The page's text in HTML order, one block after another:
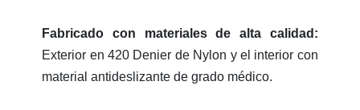
Fabricado con materiales de alta calidad:
Exterior en 420 Denier de Nylon y el interior con
material antideslizante de grado médico.